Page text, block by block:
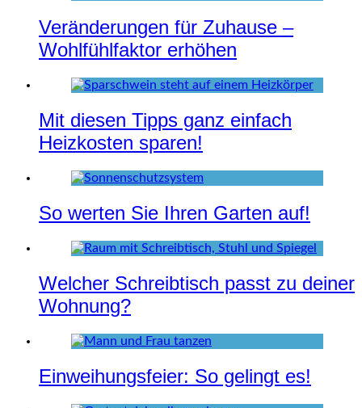
Veränderungen für Zuhause –
Wohlfühlfaktor erhöhen
Mit diesen Tipps ganz einfach
Heizkosten sparen!
So werten Sie Ihren Garten auf!
Welcher Schreibtisch passt zu deiner
Wohnung?
Einweihungsfeier: So gelingt es!